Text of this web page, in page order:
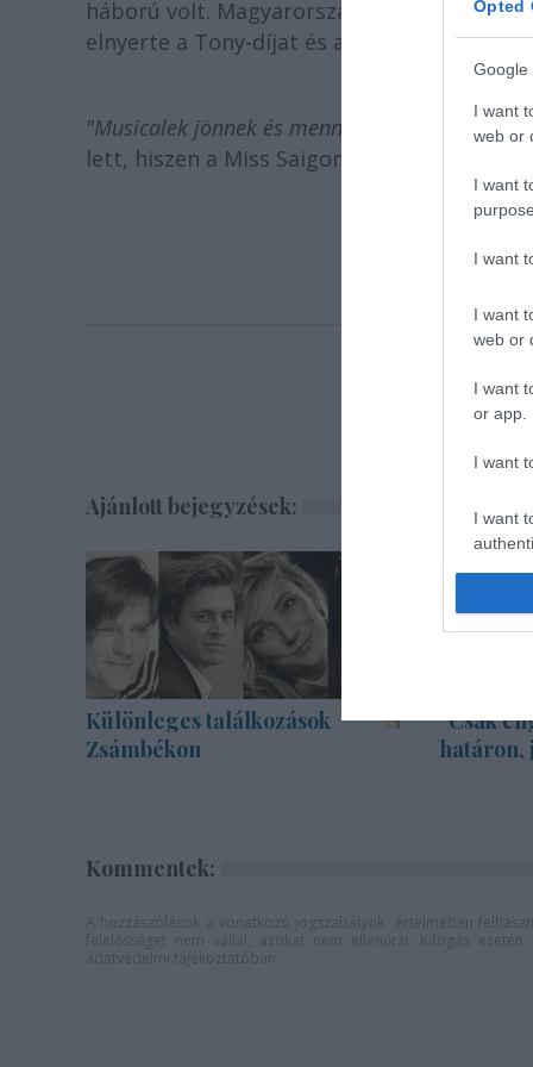
Opted
Google
I want
web or
I want
I want
I want
web or
I want
or app.
I want
I want
háború volt. Magyarországon először
elnyerte a Tony-díjat és a Laurence
"Musicalek jönnek és mennek, de ez a darab
lett, hiszen a Miss Saigon a tíz
Ajánlott bejegyzések:
Különleges találkozások
Zsámbékon
"Csak
határon,
Kommentek: